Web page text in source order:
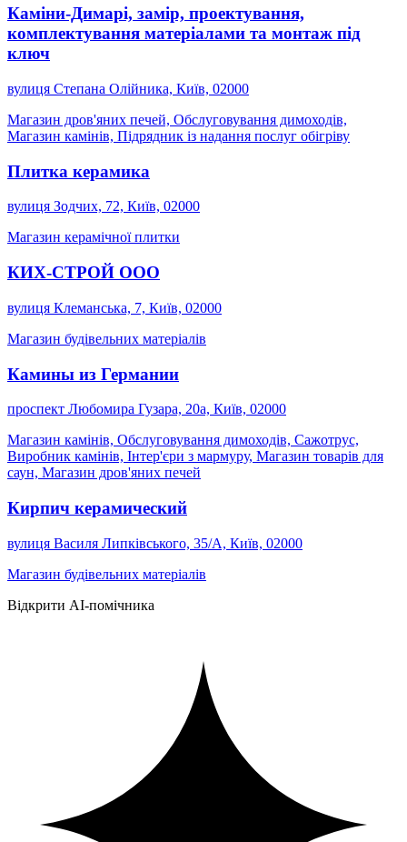
Каміни-Димарі, замір, проектування,
комплектування матеріалами та монтаж під
ключ
вулиця Степана Олійника, Київ, 02000
Магазин дров'яних печей, Обслуговування димоходів,
Магазин камінів, Підрядник із надання послуг обігріву
Плитка керамика
вулиця Зодчих, 72, Київ, 02000
Магазин керамічної плитки
КИХ-СТРОЙ ООО
вулиця Клеманська, 7, Київ, 02000
Магазин будівельних матеріалів
Камины из Германии
проспект Любомира Гузара, 20а, Київ, 02000
Магазин камінів, Обслуговування димоходів, Сажотрус,
Виробник камінів, Інтер'єри з мармуру, Магазин товарів для
саун, Магазин дров'яних печей
Кирпич керамический
вулиця Василя Липківського, 35/А, Київ, 02000
Магазин будівельних матеріалів
Відкрити AI-помічника